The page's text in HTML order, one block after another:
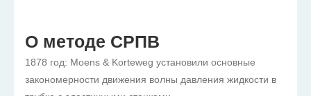
О методе СРПВ
1878 год: Moens & Korteweg установили основные
закономерности движения волны давления жидкости в